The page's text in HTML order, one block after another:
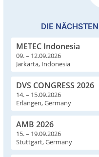
DIE
METEC Indonesia
09. – 12.09.2026
Jarkarta, Indonesia
DVS CONGRESS 2026
14. – 15.09.2026
Erlangen, Germany
AMB 2026
15. – 19.09.2026
Stuttgart, Germany